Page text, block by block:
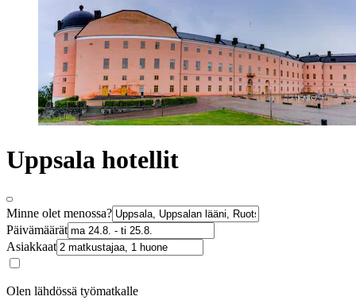
Uppsala hotellit
Minne olet menossa?
Päivämäärät
Asiakkaat
Olen lähdössä työmatkalle